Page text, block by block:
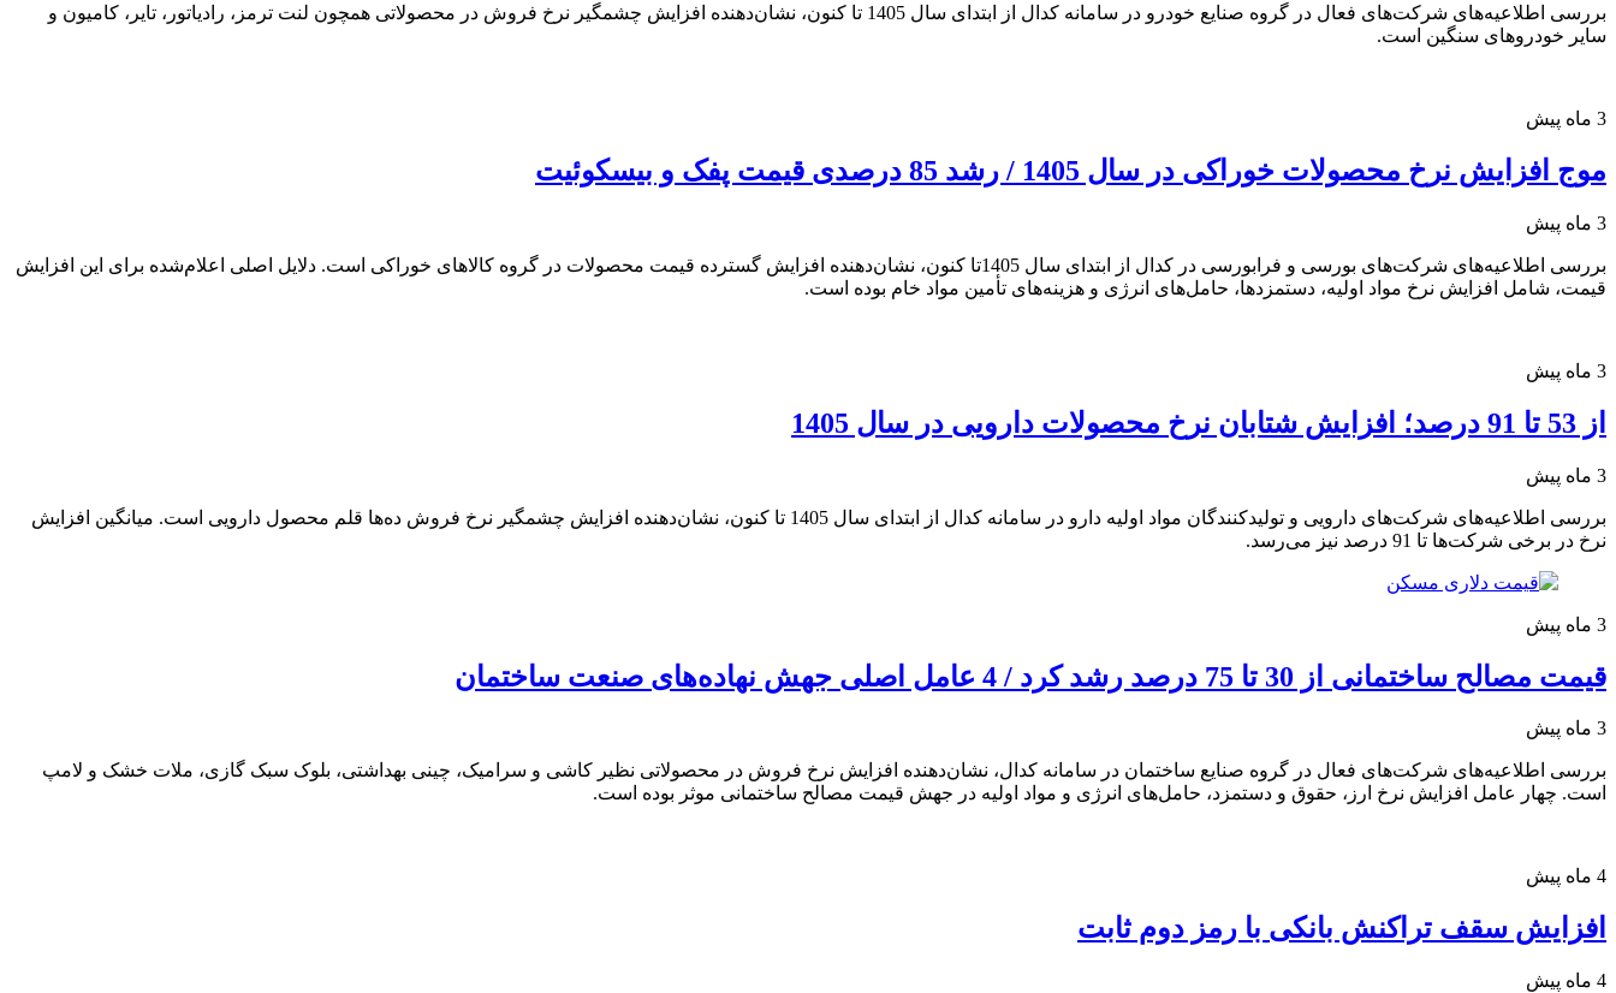
بررسی اطلاعیه‌های شرکت‌های فعال در گروه صنایع خودرو در سامانه کدال از ابتدای سال 1405 تا کنون، نشان‌دهنده افزایش چشمگیر نرخ فروش در محصولاتی همچون لنت ترمز، رادیاتور، تایر، کامیون و
سایر خودروهای سنگین است.
3 ماه پیش
موج افزایش نرخ محصولات خوراکی در سال 1405 / رشد 85 درصدی قیمت پفک و بیسکوئیت
3 ماه پیش
بررسی اطلاعیه‌های شرکت‌های بورسی و فرابورسی در کدال از ابتدای سال 1405تا کنون، نشان‌دهنده افزایش گسترده قیمت محصولات در گروه کالاهای خوراکی است. دلایل اصلی اعلام‌شده برای این افزایش
قیمت، شامل افزایش نرخ مواد اولیه، دستمزدها، حامل‌های انرژی و هزینه‌های تأمین مواد خام بوده است.
3 ماه پیش
از 53 تا 91 درصد؛ افزایش شتابان نرخ محصولات دارویی در سال 1405
3 ماه پیش
بررسی اطلاعیه‌های شرکت‌های دارویی و تولیدکنندگان مواد اولیه دارو در سامانه کدال از ابتدای سال 1405 تا کنون، نشان‌دهنده افزایش چشمگیر نرخ فروش ده‌ها قلم محصول دارویی است. میانگین افزایش
نرخ در برخی شرکت‌ها تا 91 درصد نیز می‌رسد.
3 ماه پیش
قیمت مصالح ساختمانی از 30 تا 75 درصد رشد کرد / 4 عامل اصلی جهش نهاده‌های صنعت ساختمان
3 ماه پیش
بررسی اطلاعیه‌های شرکت‌های فعال در گروه صنایع ساختمان در سامانه کدال، نشان‌دهنده افزایش نرخ فروش در محصولاتی نظیر کاشی و سرامیک، چینی بهداشتی، بلوک سبک گازی، ملات خشک و لامپ
است. چهار عامل افزایش نرخ ارز، حقوق و دستمزد، حامل‌های انرژی و مواد اولیه در جهش قیمت مصالح ساختمانی موثر بوده است.
4 ماه پیش
افزایش سقف تراکنش بانکی با رمز دوم ثابت
4 ماه پیش